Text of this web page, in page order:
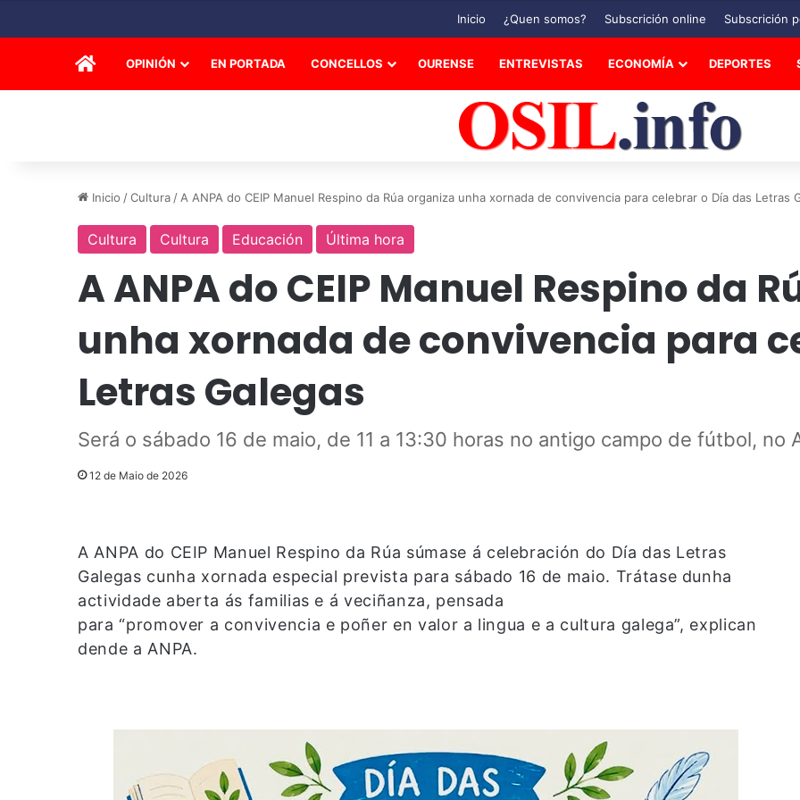
Inicio ¿Quen somos? Subscrición online Subscrición
INICIOOPINIÓN EN PORTADA CONCELLOS OURENSE ENTREVISTAS ECONOMÍA DEPORTES
Inicio /Cultura / A ANPA do CEIP Manuel Respino da Rúa organiza unha xornada de convivencia para celebrar o Día das Letras
Cultura Cultura Educación Última hora
A ANPA do CEIP Manuel Respino da
unha xornada de convivencia para
Letras Galegas
Será o sábado 16 de maio, de 11 a 13:30 horas no antigo campo de fútbol, no
12 de Maio de 2026
A ANPA do CEIP Manuel Respino da Rúa súmase á celebración do Día das Letras
Galegas cunha xornada especial prevista para sábado 16 de maio. Trátase dunha
actividade aberta ás familias e á veciñanza, pensada
para “promover a convivencia e poñer en valor a lingua e a cultura galega”, explican
dende a ANPA.